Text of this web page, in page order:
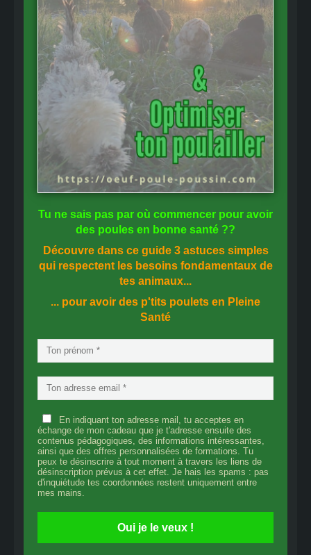
Tu ne sais pas par où commencer pour avoir
des poules en bonne santé ??
Découvre dans ce guide 3 astuces simples
qui respectent les besoins fondamentaux de
tes animaux...
... pour avoir des p'tits poulets en Pleine
Santé
En indiquant ton adresse mail, tu acceptes en
échange de mon cadeau que je t'adresse ensuite des
contenus pédagogiques, des informations intéressantes,
ainsi que des offres personnalisées de formations. Tu
peux te désinscrire à tout moment à travers les liens de
désinscription prévus à cet effet. Je hais les spams : pas
d'inquiétude tes coordonnées restent uniquement entre
mes mains.
Oui je le veux !